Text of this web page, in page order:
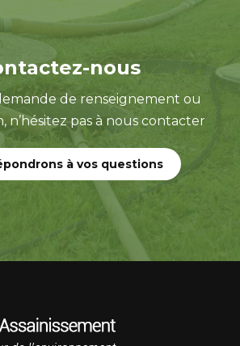
nous
de renseignement ou
n’hésitez pas à nous contacter
à vos questions